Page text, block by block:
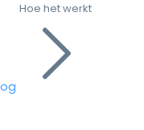
Hoe het werkt